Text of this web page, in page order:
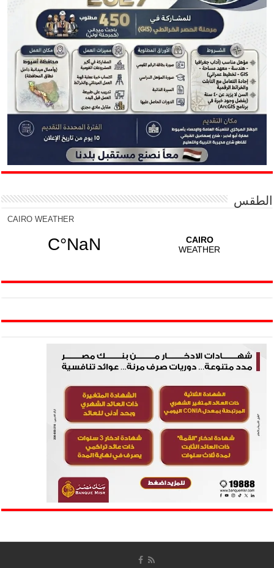
الطقس
CAIRO WEATHER